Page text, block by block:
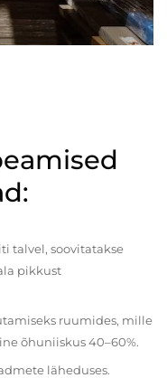
talvel, soovitatakse
pikkust
ruumides, mille
õhuniiskus 40–60%.
läheduses.